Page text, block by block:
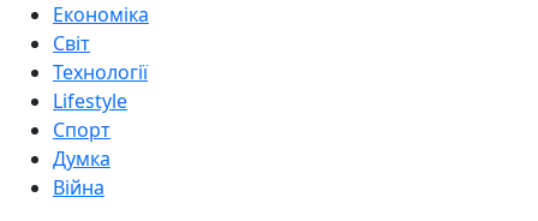
Економіка
Світ
Технології
Lifestyle
Спорт
Думка
Війна